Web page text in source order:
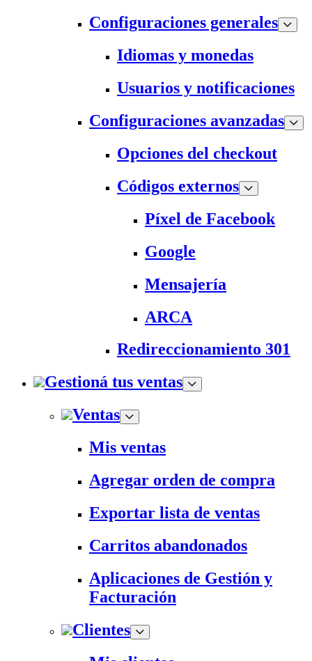
Configuraciones generales
Idiomas y monedas
Usuarios y notificaciones
Configuraciones avanzadas
Opciones del checkout
Códigos externos
Píxel de Facebook
Google
Mensajería
ARCA
Redireccionamiento 301
Gestioná tus ventas
Ventas
Mis ventas
Agregar orden de compra
Exportar lista de ventas
Carritos abandonados
Aplicaciones de Gestión y
Facturación
Clientes